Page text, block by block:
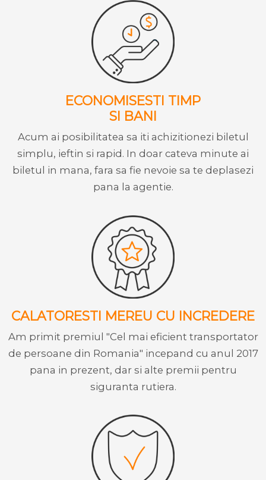
ECONOMISESTI TIMP
SI BANI
Acum ai posibilitatea sa iti achizitionezi biletul
simplu, ieftin si rapid. In doar cateva minute ai
biletul in mana, fara sa fie nevoie sa te deplasezi
pana la agentie.
CALATORESTI MEREU CU INCREDERE
Am primit premiul "Cel mai eficient transportator
de persoane din Romania" incepand cu anul 2017
pana in prezent, dar si alte premii pentru
siguranta rutiera.